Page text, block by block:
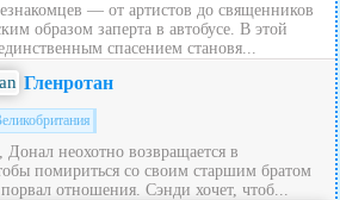
— от артистов до священников
образом заперта в автобусе. В этой
спасением становя...
Гленротан
неохотно возвращается в
помириться со своим старшим братом
отношения. Сэнди хочет, чтоб...